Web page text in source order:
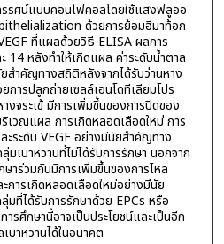
รศน์แบบคอนโฟคอลโดยใช้แสงฟลูออ
ด้วยการย้อมฮีมาท้อก
ที่แผลด้วยวิธี ELISA ผลการ
14 หลังทำให้เกิดแผล ค่าระดับน้ำตาล
สำคัญทางสถิติหลังจากได้รับว่านหาง
การปลูกถ่ายเซลล์เอนโดทีเลียมโปร
งจระเข้ มีการเพิ่มขึ้นของการปิดของ
เวณแผล การเกิดหลอดเลือดใหม่ การ
ระดับ VEGF อย่างมีนัยสำคัญทาง
เบาหวานที่ไม่ได้รับการรักษา นอกจาก
าร่วมกันมีการเพิ่มขึ้นของการไหล
ารเกิดหลอดเลือดใหม่อย่างมีนัย
ที่ได้รับการรักษาด้วย EPCs หรือ
รศึกษานี้อาจเป็นประโยชน์และเป็นอีก
บาหวานได้ในอนาคต